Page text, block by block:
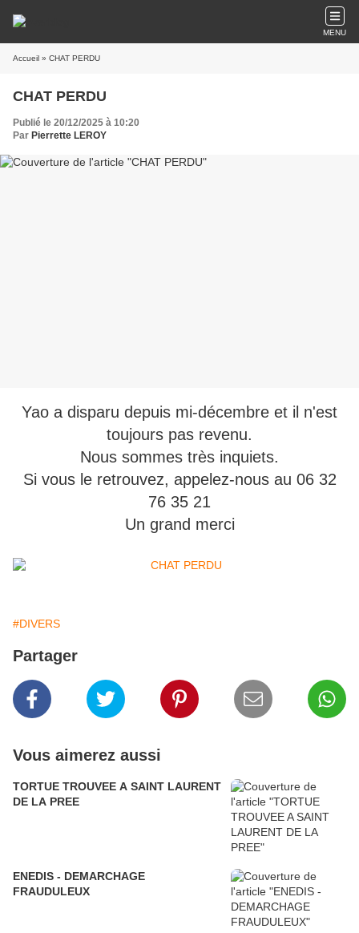
MENU
Accueil » CHAT PERDU
CHAT PERDU
Publié le 20/12/2025 à 10:20
Par Pierrette LEROY
Yao a disparu depuis mi-décembre et il n'est
toujours pas revenu.
Nous sommes très inquiets.
Si vous le retrouvez, appelez-nous au 06 32
76 35 21
Un grand merci
#DIVERS
Partager
Vous aimerez aussi
TORTUE TROUVEE A SAINT LAURENT
DE LA PREE
ENEDIS - DEMARCHAGE
FRAUDULEUX